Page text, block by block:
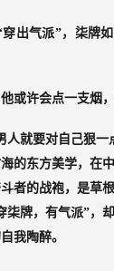
出气派”，柒牌
或许会点一支烟，
人就要对自己狠
的东方美学，在
者的战袍，是草
柒牌，有气派”，
我陶醉。